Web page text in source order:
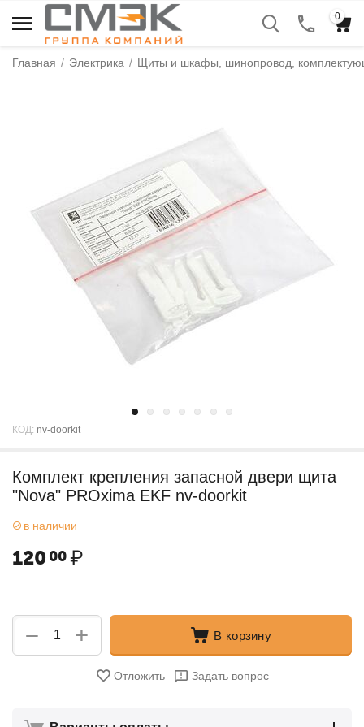
0
Главная / Электрика / Щиты и шкафы, шинопровод,
КОД: nv-doorkit
Комплект крепления запасной двери щита
"Nova" PROxima EKF nv-doorkit
в наличии
120 00₽
+
− В корзину
Отложить Задать вопрос